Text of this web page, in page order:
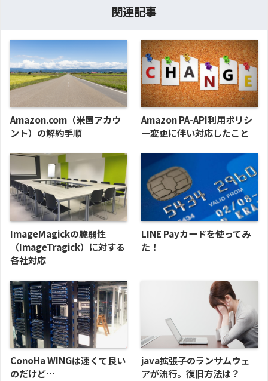
関連記事
Amazon.com（米国アカウ
ント）の解約手順
Amazon PA-API利用ポリシ
ー変更に伴い対応したこと
ImageMagickの脆弱性
（ImageTragick）に対する
各社対応
LINE Payカードを使ってみ
た！
ConoHa WINGは速くて良い
のだけど…
java拡張子のランサムウェ
アが流行。復旧方法は？